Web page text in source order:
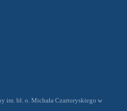
im. bł. o. Michała Czartoryskiego w